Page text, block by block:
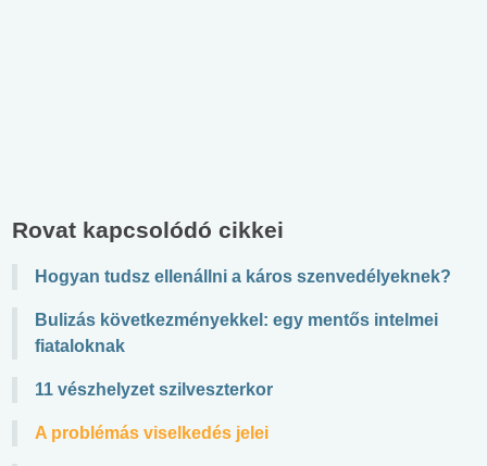
Rovat kapcsolódó cikkei
Hogyan tudsz ellenállni a káros szenvedélyeknek?
Bulizás következményekkel: egy mentős intelmei
fiataloknak
11 vészhelyzet szilveszterkor
A problémás viselkedés jelei